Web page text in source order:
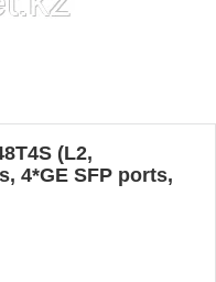
(L2,
4*GE SFP ports,